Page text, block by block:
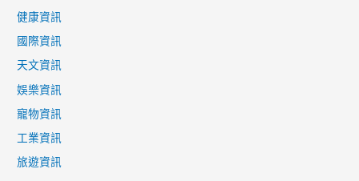
健康資訊
國際資訊
天文資訊
娛樂資訊
寵物資訊
工業資訊
旅遊資訊